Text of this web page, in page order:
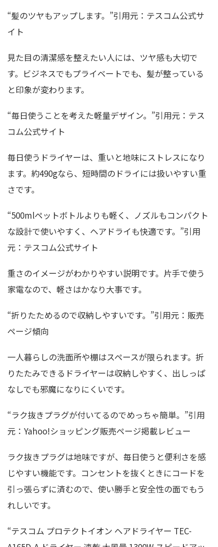
“髪のツヤもアップします。”引用元：テスコム公式サ
イト
見た目の清潔感を整えたい人には、ツヤ感も大切で
す。ビジネスでもプライベートでも、髪が整っている
と印象が変わります。
“毎日使うことを考えた軽量デザイン。”引用元：テス
コム公式サイト
毎日使うドライヤーは、重いと地味にストレスになり
ます。約490gなら、短時間のドライには扱いやすい重
さです。
“500mlペットボトルよりも軽く、ノズルもコンパクト
な設計で使いやすく、ヘアドライも快適です。”引用
元：テスコム公式サイト
重さのイメージがわかりやすい説明です。片手で使う
家電なので、軽さはかなり大事です。
“折りたためるので収納しやすいです。”引用元：販売
ページ傾向
一人暮らしの洗面所や棚はスペースが限られます。折
りたたみできるドライヤーは収納しやすく、出しっぱ
なしでも邪魔になりにくいです。
“ラク抜きプラグが付いてるのでめっちゃ簡単。”引用
元：Yahoo!ショッピング販売ページ掲載レビュー
ラク抜きプラグは地味ですが、毎日使うと便利さを感
じやすい機能です。コンセントを抜くときにコードを
引っ張らずに済むので、使い勝手と安全性の面でもう
れしいです。
“テスコム プロテクトイオン ヘアドライヤー TEC-